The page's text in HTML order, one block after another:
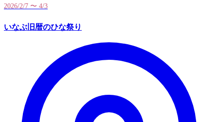
2026/2/7 〜 4/3
いなぶ旧暦のひな祭り